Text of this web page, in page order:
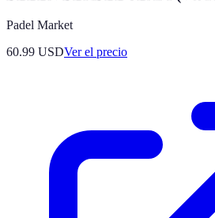
Padel Market
60.99 USDVer el precio